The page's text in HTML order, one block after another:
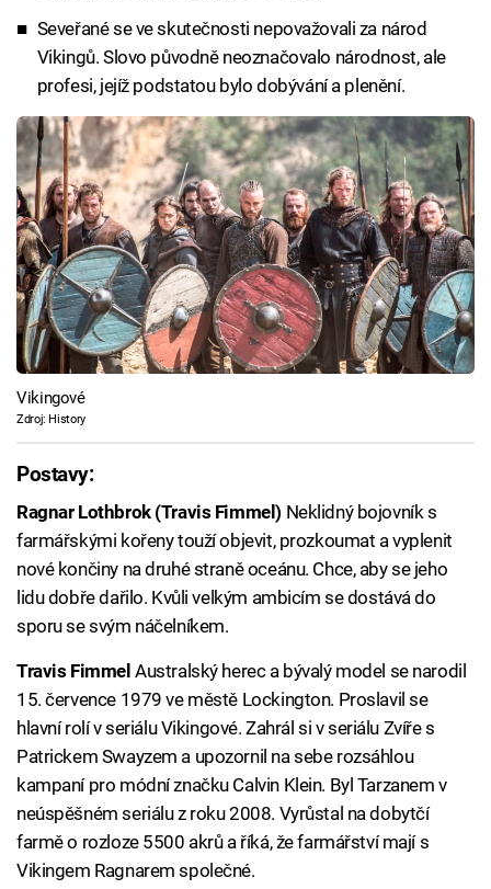
Seveřané se ve skutečnosti nepovažovali za národ
Vikingů. Slovo původně neoznačovalo národnost, ale
profesi, jejíž podstatou bylo dobývání a plenění.
Vikingové
Zdroj: History
Postavy:
Ragnar Lothbrok (Travis Fimmel) Neklidný bojovník s
farmářskými kořeny touží objevit, prozkoumat a vyplenit
nové končiny na druhé straně oceánu. Chce, aby se jeho
lidu dobře dařilo. Kvůli velkým ambicím se dostává do
sporu se svým náčelníkem.
Travis Fimmel Australský herec a bývalý model se narodil
15. července 1979 ve městě Lockington. Proslavil se
hlavní rolí v seriálu Vikingové. Zahrál si v seriálu Zvíře s
Patrickem Swayzem a upozornil na sebe rozsáhlou
kampaní pro módní značku Calvin Klein. Byl Tarzanem v
neúspěšném seriálu z roku 2008. Vyrůstal na dobytčí
farmě o rozloze 5500 akrů a říká, že farmářství mají s
Vikingem Ragnarem společné.